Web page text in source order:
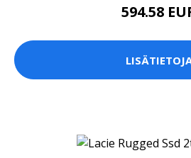
594.58